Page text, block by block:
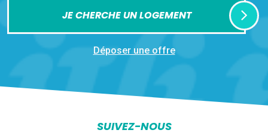
JE CHERCHE UN LOGEMENT
Déposer une offre
SUIVEZ-NOUS